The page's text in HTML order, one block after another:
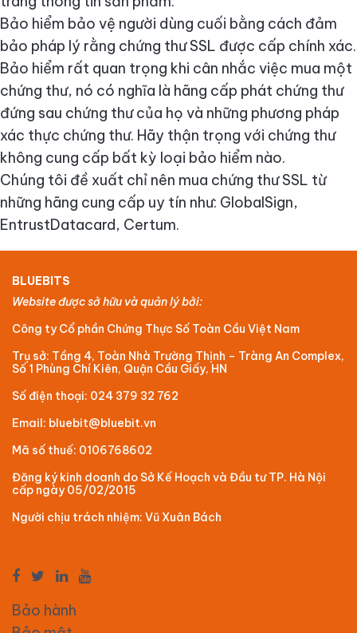
Bảo hiểm bảo vệ người dùng cuối bằng cách đảm
bảo pháp lý rằng chứng thư SSL được cấp chính xác.
Bảo hiểm rất quan trọng khi cân nhắc việc mua một
chứng thư, nó có nghĩa là hãng cấp phát chứng thư
đứng sau chứng thư của họ và những phương pháp
xác thực chứng thư. Hãy thận trọng với chứng thư
không cung cấp bất kỳ loại bảo hiểm nào.
Chúng tôi đề xuất chỉ nên mua chứng thư SSL từ
những hãng cung cấp uy tín như: GlobalSign,
EntrustDatacard, Certum.
BLUEBITS
Website được sở hữu và quản lý bởi:
Công ty Cổ phần Chứng Thực Số Toàn Cầu Việt Nam
Trụ sở: Tầng 4, Toàn Nhà Trường Thịnh – Tràng An Complex,
Số 1 Phùng Chí Kiên, Quận Cầu Giấy, HN
Số điện thoại: 024 379 32 762
Email: bluebit@bluebit.vn
Mã số thuế: 0106768602
Đăng ký kinh doanh do Sở Kế Hoạch và Đầu tư TP. Hà Nội
cấp ngày 05/02/2015
Người chịu trách nhiệm: Vũ Xuân Bách
Bảo hành